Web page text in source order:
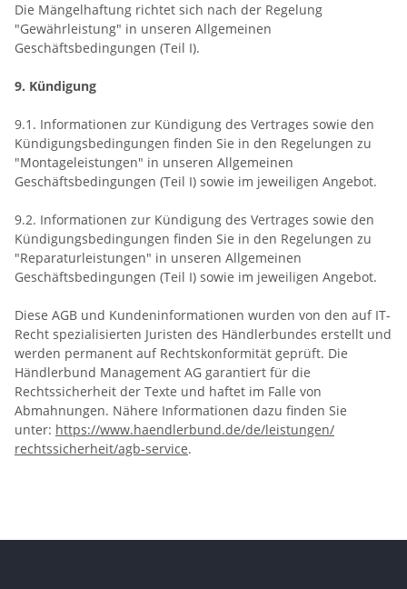
Die Mängelhaftung richtet sich nach der Regelung
"Gewährleistung" in unseren Allgemeinen
Geschäftsbedingungen (Teil I).
9. Kündigung
9.1. Informationen zur Kündigung des Vertrages sowie den
Kündigungsbedingungen finden Sie in den Regelungen zu
"Montageleistungen" in unseren Allgemeinen
Geschäftsbedingungen (Teil I) sowie im jeweiligen Angebot.
9.2. Informationen zur Kündigung des Vertrages sowie den
Kündigungsbedingungen finden Sie in den Regelungen zu
"Reparaturleistungen" in unseren Allgemeinen
Geschäftsbedingungen (Teil I) sowie im jeweiligen Angebot.
Diese AGB und Kundeninformationen wurden von den auf IT-
Recht spezialisierten Juristen des Händlerbundes erstellt und
werden permanent auf Rechtskonformität geprüft. Die
Händlerbund Management AG garantiert für die
Rechtssicherheit der Texte und haftet im Falle von
Abmahnungen. Nähere Informationen dazu finden Sie
unter: https://www.haendlerbund.de/de/leistungen/
rechtssicherheit/agb-service.